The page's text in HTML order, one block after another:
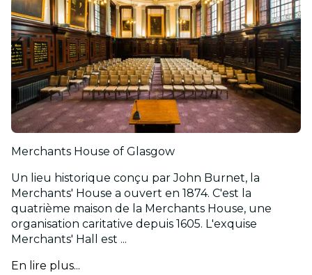
Merchants House of Glasgow
Un lieu historique conçu par John Burnet, la
Merchants' House a ouvert en 1874. C'est la
quatrième maison de la Merchants House, une
organisation caritative depuis 1605. L'exquise
Merchants' Hall est ...
En lire plus...